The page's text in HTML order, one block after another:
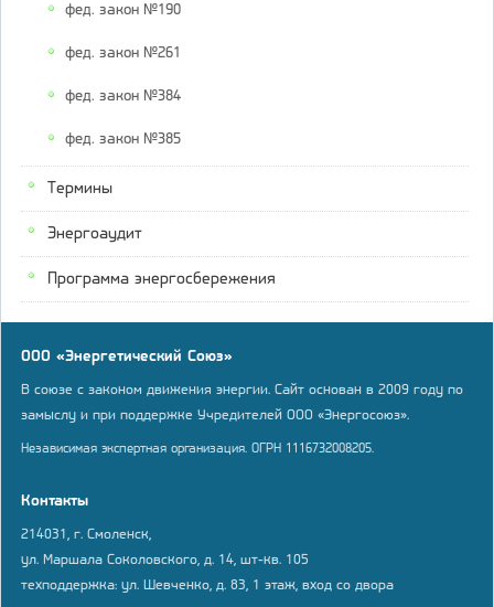
фед. закон №190
фед. закон №261
фед. закон №384
фед. закон №385
Термины
Энергоаудит
Программа энергосбережения
ООО «Энергетический Союз»
В союзе с законом движения энергии. Сайт основан в 2009 году по
замыслу и при поддержке Учредителей ООО «Энергосоюз».
Независимая экспертная организация. ОГРН 1116732008205.
Контакты
214031, г. Смоленск,
ул. Маршала Соколовского, д. 14, шт-кв. 105
техподдержка: ул. Шевченко, д. 83, 1 этаж, вход со двора